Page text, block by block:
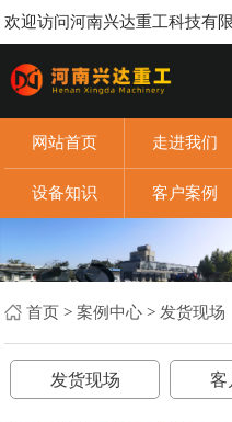
欢迎访问河南兴达重工科技有
网站首页 走进我们
设备知识 客户案例
首页 >案例中心 > 发货现场
发货现场 客